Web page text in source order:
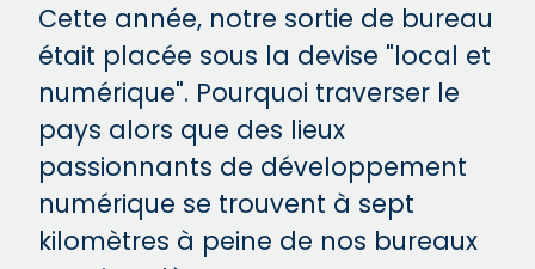
Cette année, notre sortie de bureau
était placée sous la devise "local et
numérique". Pourquoi traverser le
pays alors que des lieux
passionnants de développement
numérique se trouvent à sept
kilomètres à peine de nos bureaux